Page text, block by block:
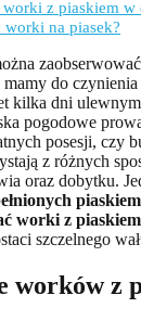
worki z piaskiem w
na piasek?
do
kilka dni
pogodowe
posesji, czy
z różnych
oraz dobytku.
worki z piaskiem
szczelnego
worków z